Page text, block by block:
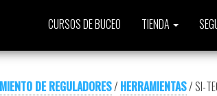
CURSOS DE BUCEO TIENDA
DE REGULADORES/ HERRAMIENTAS/ SI-